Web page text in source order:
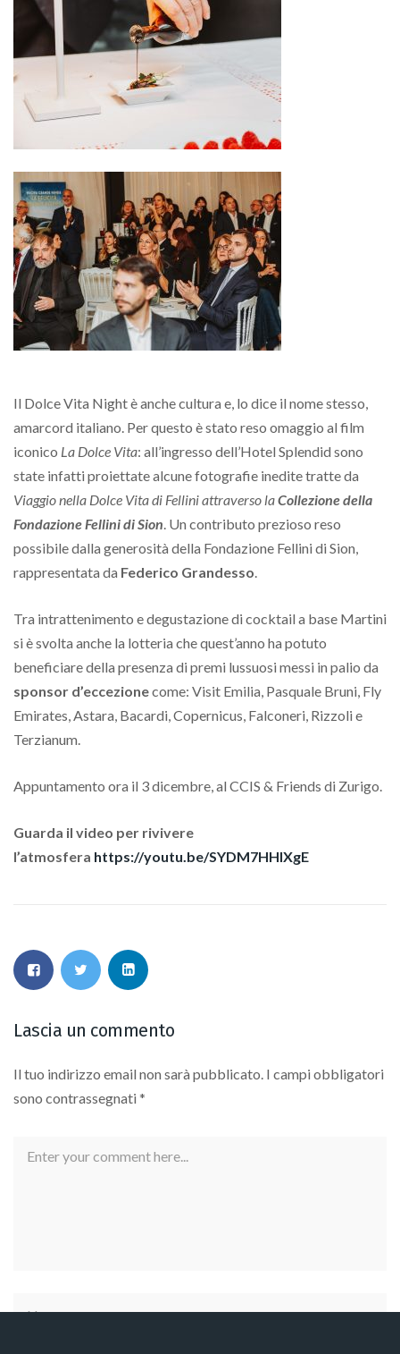
Il Dolce Vita Night è anche cultura e, lo dice il nome stesso,
amarcord italiano. Per questo è stato reso omaggio al film
iconico La Dolce Vita: all’ingresso dell’Hotel Splendid sono
state infatti proiettate alcune fotografie inedite tratte da
Viaggio nella Dolce Vita di Fellini attraverso laCollezione della
Fondazione Fellini di Sion . Un contributo prezioso reso
possibile dalla generosità della Fondazione Fellini di Sion,
rappresentata da Federico Grandesso
Tra intrattenimento e degustazione di cocktail a base Martini
si è svolta anche la lotteria che quest’anno ha potuto
beneficiare della presenza di premi lussuosi messi in palio da
sponsor d’eccezionecome: Visit Emilia, Pasquale Bruni, Fly
Emirates, Astara, Bacardi, Copernicus, Falconeri, Rizzoli e
Terzianum.
Appuntamento ora il 3 dicembre, al CCIS & Friends di Zurigo.
Guarda il video per rivivere
l’atmosfera https://youtu.be/SYDM7HHlXgE
Lascia un commento
Il tuo indirizzo email non sarà pubblicato. I campi obbligatori
sono contrassegnati *